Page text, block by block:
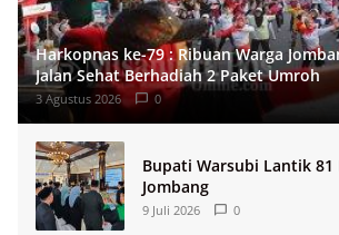
Harkopnas ke-79 : Ribuan Warga
Jalan Sehat Berhadiah 2 Paket Umroh
3 Agustus 2026 0
Bupati Warsubi Lantik 81
Jombang
9 Juli 2026 0